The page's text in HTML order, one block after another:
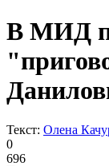
В МИД
Текст: Олена
0
696